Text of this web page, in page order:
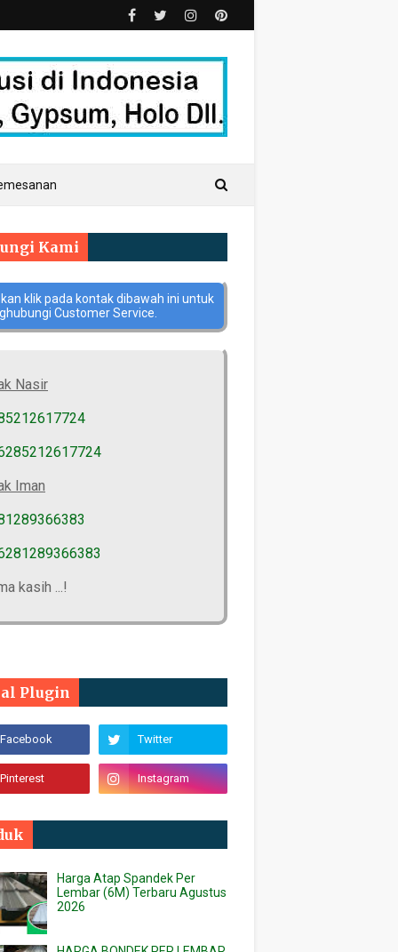
Kami
klik pada kontak dibawah ini untuk
Customer Service.
Nasir
Iman
kasih ...!
Plugin
Harga Atap Spandek Per
Lembar (6M) Terbaru Agustus
2026